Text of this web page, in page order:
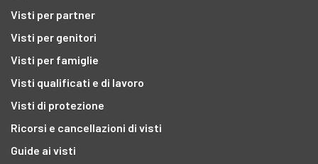
Visti per partner
Visti per genitori
Visti per famiglie
Visti qualificati e di lavoro
Visti di protezione
Ricorsi e cancellazioni di visti
Guide ai visti